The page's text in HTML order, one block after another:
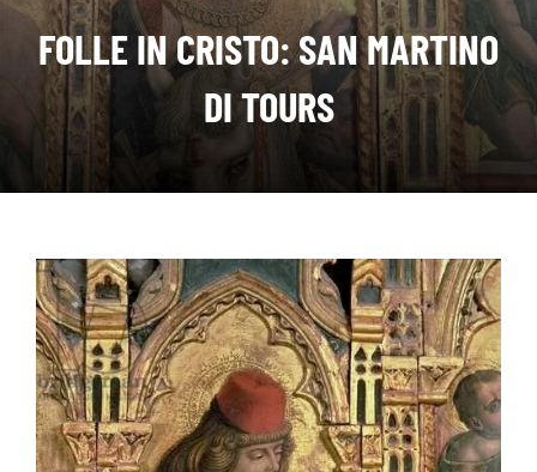
ABOUT US
SERVIZI
DIDATTICA
RECENSIONI
OFF TOPIC
CONTATTI
Cerca
per:
FOLLE IN CRISTO: SAN MARTINO
DI TOURS